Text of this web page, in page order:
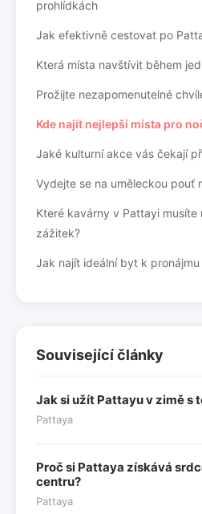
prohlídkách
Jak efektivně cestovat po
Která místa navštívit během
Prožijte nezapomenutelné
Kde najít nejlepší místa pro
Jaké kulturní akce vás čekají
Vydejte se na uměleckou pouť
Které kavárny v Pattayi
zážitek?
Jak najít ideální byt k
Související články
Jak si užít Pattayu v zimě s
Pattaya
Proč si Pattaya získává
centru?
Pattaya